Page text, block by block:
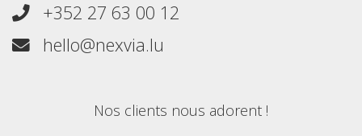
+352 27 63 00 12
hello@nexvia.lu
Nos clients nous adorent !